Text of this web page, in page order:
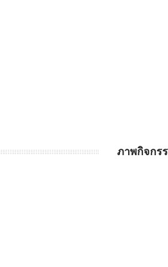
ภาพกิจกร